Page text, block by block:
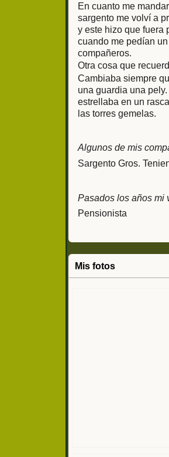
En cuanto me
sargento me volví a
y este hizo que fuera
cuando me pedían
compañeros.
Otra cosa que
Cambiaba siempre
una guardia una
estrellaba en un
las torres gemelas.
Algunos de mis
Sargento Gros.
Pasados los años mi
Pensionista
Mis fotos